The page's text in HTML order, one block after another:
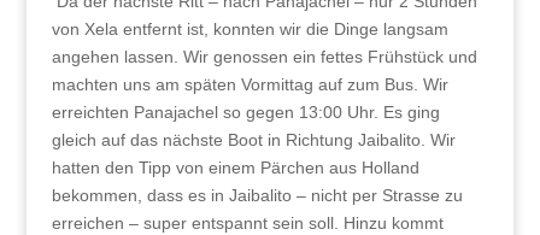
von Xela entfernt ist, konnten wir die Dinge langsam
angehen lassen. Wir genossen ein fettes Frühstück und
machten uns am späten Vormittag auf zum Bus. Wir
erreichten Panajachel so gegen 13:00 Uhr. Es ging
gleich auf das nächste Boot in Richtung Jaibalito. Wir
hatten den Tipp von einem Pärchen aus Holland
bekommen, dass es in Jaibalito – nicht per Strasse zu
erreichen – super entspannt sein soll. Hinzu kommt